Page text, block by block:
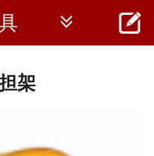
 首页
医疗资讯
 
架